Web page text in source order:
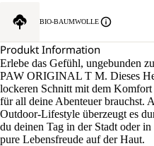
BIO-BAUMWOLLE
Produkt Information
Erlebe das Gefühl, ungebunden
PAW ORIGINAL T M. Dieses
lockeren Schnitt mit dem
für all deine Abenteuer brauchst.
Outdoor-Lifestyle überzeugt es
du deinen Tag in der Stadt oder
pure Lebensfreude auf der Haut.